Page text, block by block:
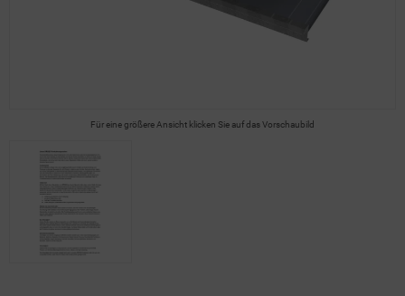
Für eine größere Ansicht klicken Sie auf das Vorschaubild